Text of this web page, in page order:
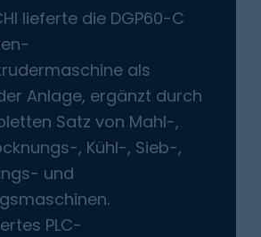
lieferte die DGP60-C
als
Anlage, ergänzt durch
Satz von Mahl-,
, Kühl-, Sieb-,
und
PLC-